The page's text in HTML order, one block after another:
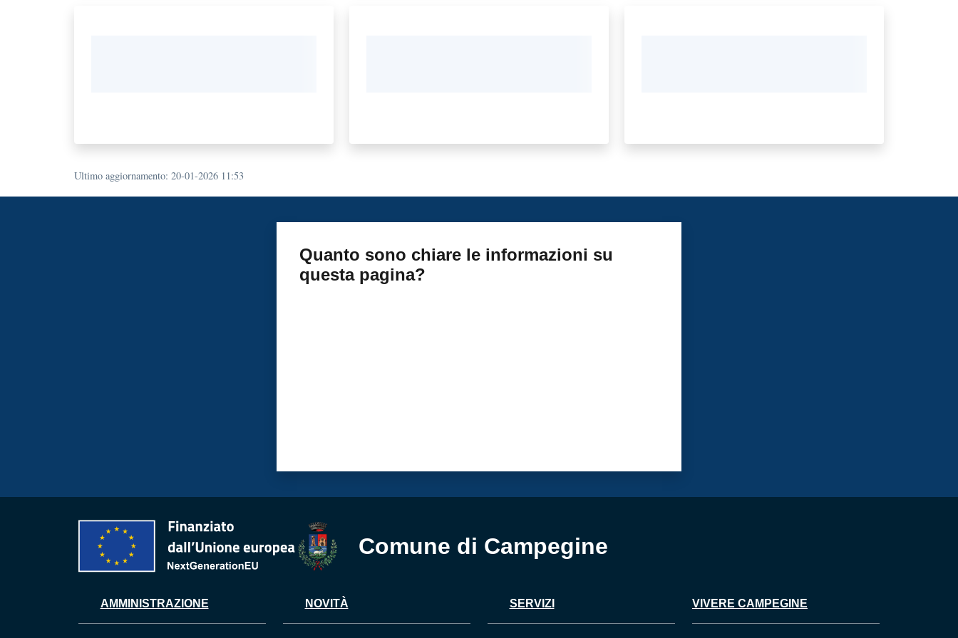
Ultimo aggiornamento: 20-01-2026 11:53
Quanto sono chiare le informazioni su
questa pagina?
Comune di Campegine
AMMINISTRAZIONE NOVITÀ SERVIZI VIVERE CAMPEGINE